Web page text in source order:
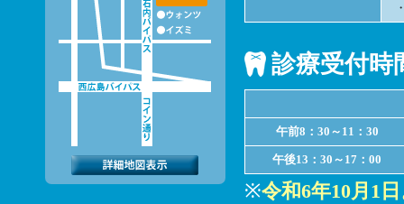
診療受付時
午前8：30～11：30
午後13：30～17：00
※令和6年10月1